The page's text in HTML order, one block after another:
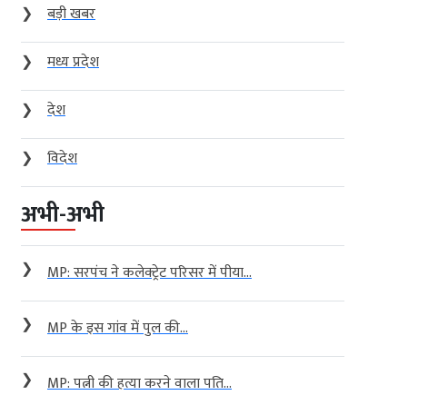
❯
बड़ी खबर
❯
मध्य प्रदेश
❯
देश
❯
विदेश
अभी-अभी
❯ MP: सरपंच ने कलेक्ट्रेट परिसर में पीया...
❯ MP के इस गांव में पुल की...
❯ MP: पत्नी की हत्या करने वाला पति...